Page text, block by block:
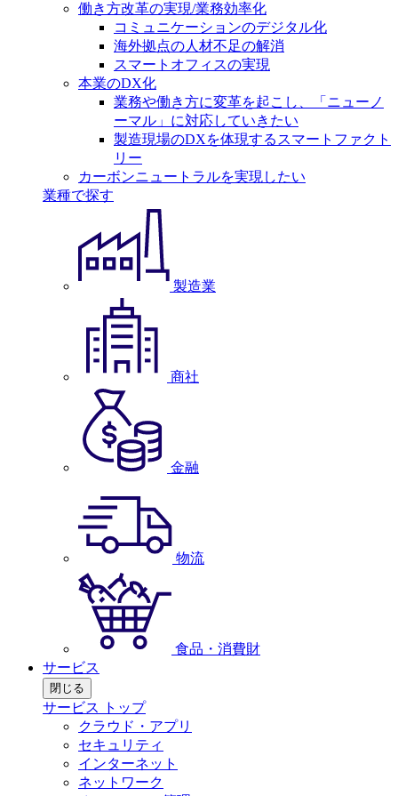
働き方改革の実現/業務効率化
コミュニケーションのデジタル化
海外拠点の人材不足の解消
スマートオフィスの実現
本業のDX化
業務や働き方に変革を起こし、「ニューノ
ーマル」に対応していきたい
製造現場のDXを体現するスマートファクト
リー
カーボンニュートラルを実現したい
業種で探す
製造業
商社
金融
物流
食品・消費財
サービス
閉じる
サービス トップ
クラウド・アプリ
セキュリティ
インターネット
ネットワーク